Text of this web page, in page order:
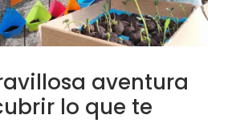
aventura
lo que te